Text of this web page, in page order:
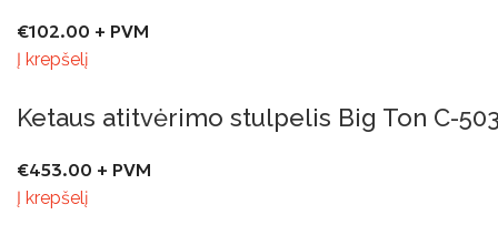
€102.00 + PVM
Į krepšelį
Ketaus atitvėrimo stulpelis Big Ton C-
€453.00 + PVM
Į krepšelį